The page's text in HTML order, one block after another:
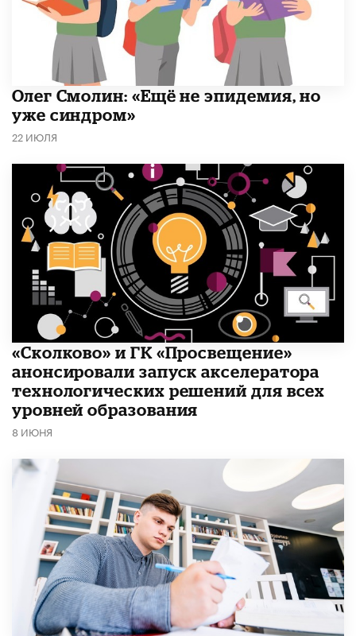
​Олег Смолин: «Ещё не эпидемия, но
уже синдром»
22 ИЮЛЯ
«Сколково» и ГК «Просвещение»
анонсировали запуск акселератора
технологических решений для всех
уровней образования
8 ИЮНЯ